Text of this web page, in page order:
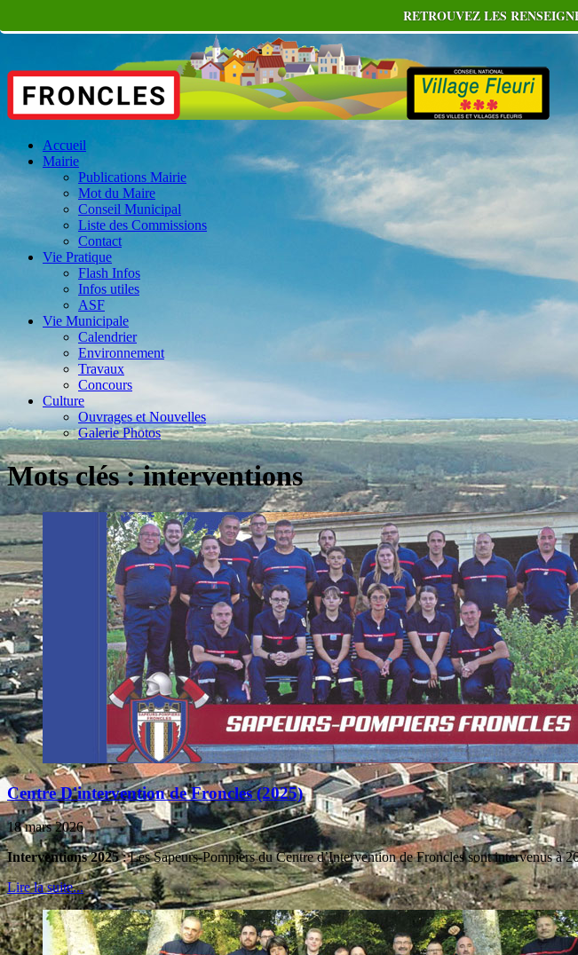
Accueil
Mairie
Publications Mairie
Mot du Maire
Conseil Municipal
Liste des Commissions
Contact
Vie Pratique
Flash Infos
Infos utiles
ASF
Vie Municipale
Calendrier
Environnement
Travaux
Concours
Culture
Ouvrages et Nouvelles
Galerie Photos
Mots clés : interventions
Centre D'intervention de Froncles (2025)
18 mars 2026
Interventions 2025: Les Sapeurs-Pompiers du Centre d’Intervention de Froncles sont intervenus à
Lire la suite...
RETROUVEZ LES